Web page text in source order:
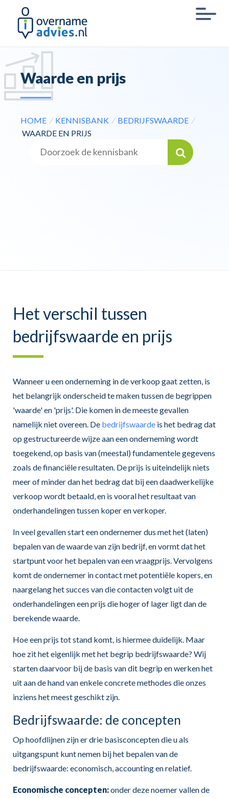
Waarde en prijs
HOME / KENNISBANK / BEDRIJFSWAARDE /
WAARDE EN PRIJS
Het verschil tussen
bedrijfswaarde en prijs
Wanneer u een onderneming in de verkoop gaat zetten, is
het belangrijk onderscheid te maken tussen de begrippen
'waarde' en 'prijs'. Die komen in de meeste gevallen
namelijk niet overeen. De bedrijfswaarde is het bedrag dat
op gestructureerde wijze aan een onderneming wordt
toegekend, op basis van (meestal) fundamentele gegevens
zoals de financiële resultaten. De prijs is uiteindelijk niets
meer of minder dan het bedrag dat bij een daadwerkelijke
verkoop wordt betaald, en is vooral het resultaat van
onderhandelingen tussen koper en verkoper.
In veel gevallen start een ondernemer dus met het (laten)
bepalen van de waarde van zijn bedrijf, en vormt dat het
startpunt voor het bepalen van een vraagprijs. Vervolgens
komt de ondernemer in contact met potentiële kopers, en
naargelang het succes van die contacten volgt uit de
onderhandelingen een prijs die hoger of lager ligt dan de
berekende waarde.
Hoe een prijs tot stand komt, is hiermee duidelijk. Maar
hoe zit het eigenlijk met het begrip bedrijfswaarde? Wij
starten daarvoor bij de basis van dit begrip en werken het
uit aan de hand van enkele concrete methodes die onzes
inziens het meest geschikt zijn.
Bedrijfswaarde: de concepten
Op hoofdlijnen zijn er drie basisconcepten die u als
uitgangspunt kunt nemen bij het bepalen van de
bedrijfswaarde: economisch, accounting en relatief.
Economische concepten:onder deze noemer vallen de